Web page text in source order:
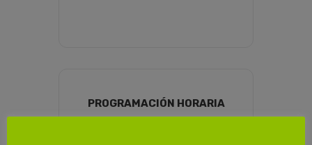
PROGRAMACIÓN HORARIA